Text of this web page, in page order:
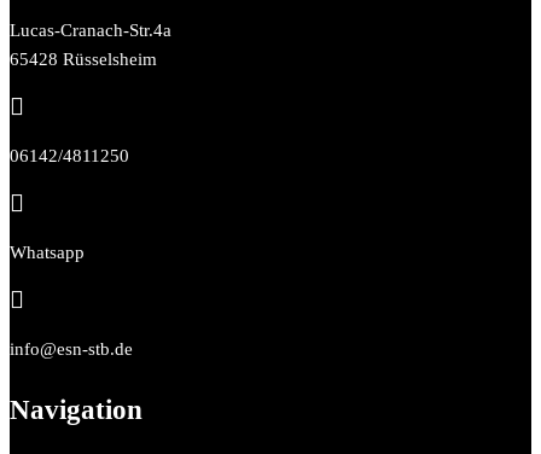
Lucas-Cranach-Str.4a
65428 Rüsselsheim

06142/4811250

Whatsapp

info@esn-stb.de
Navigation